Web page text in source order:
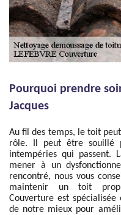
Pourquoi prendre
Jacques
Au fil des temps, le toit
rôle. Il peut être souillé
intempéries qui passent.
mener à un
rencontré, nous vous
maintenir un toit
Couverture est
de notre mieux pour